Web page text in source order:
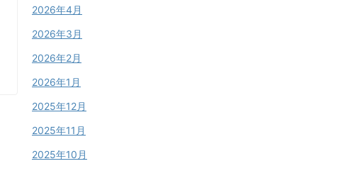
2026年4月
2026年3月
2026年2月
2026年1月
2025年12月
2025年11月
2025年10月